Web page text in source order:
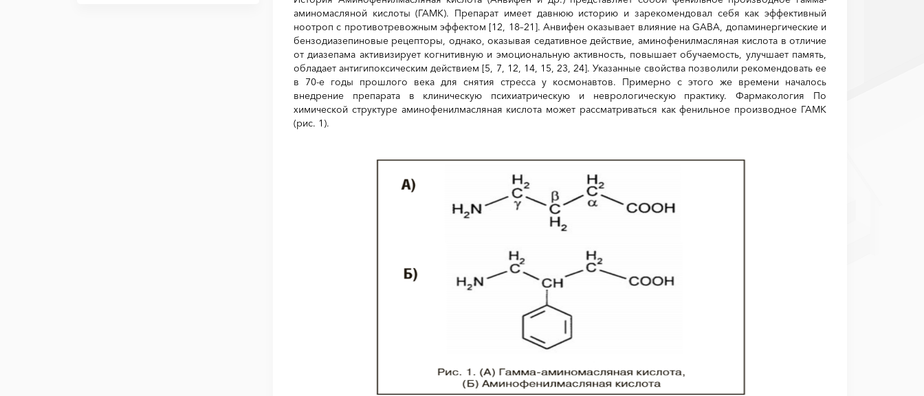
аминомасляной кислоты (ГАМК). Препарат имеет давнюю историю и зарекомендовал себя как эффективный
ноотроп с противотревожным эффектом [12, 18–21]. Анвифен оказывает влияние на GABA, допаминергические и
бензодиазепиновые рецепторы, однако, оказывая седативное действие, аминофенилмасляная кислота в отличие
от диазепама активизирует когнитивную и эмоциональную активность, повышает обучаемость, улучшает память,
обладает антигипоксическим действием [5, 7, 12, 14, 15, 23, 24]. Указанные свойства позволили рекомендовать ее
в 70-е годы прошлого века для снятия стресса у космонавтов. Примерно с этого же времени началось
внедрение препарата в клиническую психиатрическую и неврологическую практику. Фармакология По
химической структуре аминофенилмасляная кислота может рассматриваться как фенильное производное ГАМК
(рис. 1).